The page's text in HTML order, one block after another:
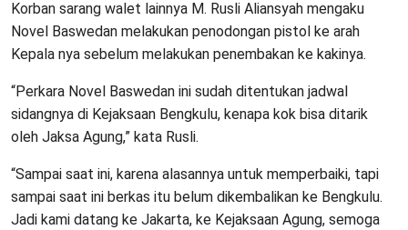
Korban sarang walet lainnya M. Rusli Aliansyah mengaku
Novel Baswedan melakukan penodongan pistol ke arah
Kepala nya sebelum melakukan penembakan ke kakinya.
“Perkara Novel Baswedan ini sudah ditentukan jadwal
sidangnya di Kejaksaan Bengkulu, kenapa kok bisa ditarik
oleh Jaksa Agung,” kata Rusli.
“Sampai saat ini, karena alasannya untuk memperbaiki, tapi
sampai saat ini berkas itu belum dikembalikan ke Bengkulu.
Jadi kami datang ke Jakarta, ke Kejaksaan Agung, semoga